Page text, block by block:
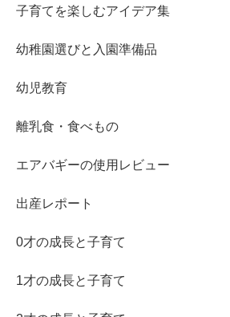
子育てを楽しむアイデア集
幼稚園選びと入園準備品
幼児教育
離乳食・食べもの
エアバギーの使用レビュー
出産レポート
0才の成長と子育て
1才の成長と子育て